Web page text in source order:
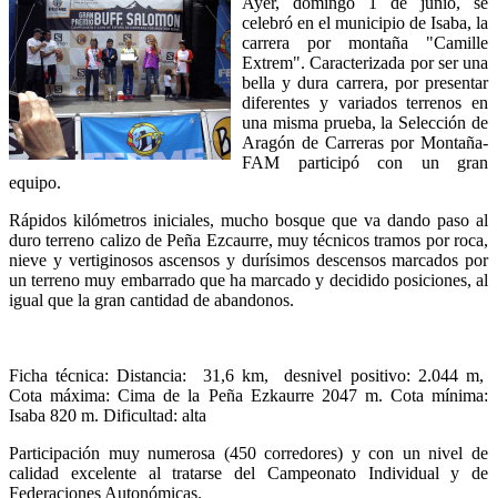
celebró en el municipio de Isaba, la
carrera por montaña "Camille
Extrem". Caracterizada por ser una
bella y dura carrera, por presentar
diferentes y variados terrenos en
una misma prueba, la Selección de
Aragón de Carreras por Montaña-
FAM participó con un gran
equipo.
Rápidos kilómetros iniciales, mucho bosque que va dando paso al
duro terreno calizo de Peña Ezcaurre, muy técnicos tramos por roca,
nieve y vertiginosos ascensos y durísimos descensos marcados por
un terreno muy embarrado que ha marcado y decidido posiciones, al
igual que la gran cantidad de abandonos.
Ficha técnica: Distancia: 31,6 km, desnivel positivo: 2.044 m,
Cota máxima: Cima de la Peña Ezkaurre 2047 m. Cota mínima:
Isaba 820 m. Dificultad: alta
Participación muy numerosa (450 corredores) y con un nivel de
calidad excelente al tratarse del Campeonato Individual y de
Federaciones Autonómicas.